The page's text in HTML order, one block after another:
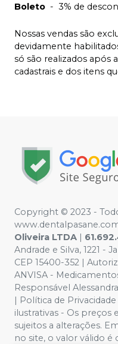
Boleto - 3% de
Nossas vendas são
devidamente
só são realizados após
cadastrais e dos itens
Copyright © 2023 -
Oliveira LTDA |
Andrade e Silva, 1221 -
CEP 15400-352 |
ANVISA -
Responsável
| Política de
ilustrativas - Os preços
sujeitos a alterações.
no site, o valor válido é